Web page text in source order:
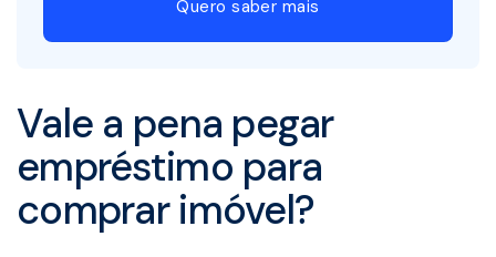
Quero saber mais
Vale a pena pegar
empréstimo para
comprar imóvel?